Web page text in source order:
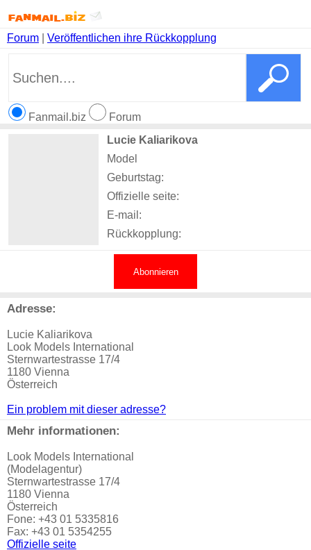
Forum Veröffentlichen ihre Rückkopplung
Fanmail.biz
Forum
Lucie Kaliarikova
Model
Geburtstag:
Offizielle seite:
E-mail:
Rückkopplung:
Abonnieren
Adresse:
Lucie Kaliarikova
Look Models International
Sternwartestrasse 17/4
1180 Vienna
Österreich
Ein problem mit dieser adresse?
Mehr informationen:
Look Models International
(Modelagentur)
Sternwartestrasse 17/4
1180 Vienna
Österreich
Fone: +43 01 5335816
Fax: +43 01 5354255
Offizielle seite